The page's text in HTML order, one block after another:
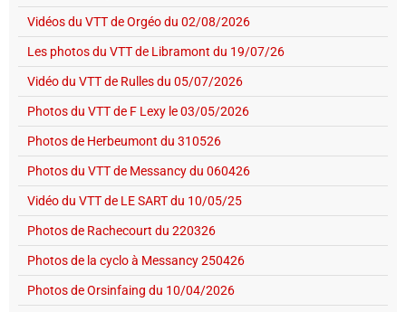
Vidéos du VTT de Orgéo du 02/08/2026
Les photos du VTT de Libramont du 19/07/26
Vidéo du VTT de Rulles du 05/07/2026
Photos du VTT de F Lexy le 03/05/2026
Photos de Herbeumont du 310526
Photos du VTT de Messancy du 060426
Vidéo du VTT de LE SART du 10/05/25
Photos de Rachecourt du 220326
Photos de la cyclo à Messancy 250426
Photos de Orsinfaing du 10/04/2026